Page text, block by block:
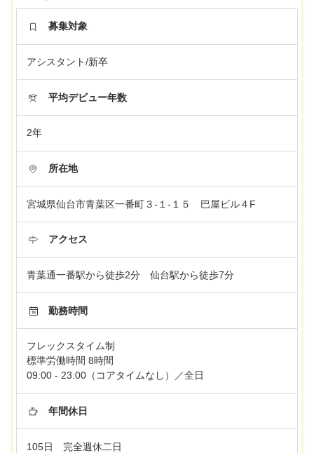
募集対象
アシスタント/新卒
平均デビュー年数
2年
所在地
宮城県仙台市青葉区一番町３-１-１５ 巴屋ビル４F
アクセス
青葉通一番駅から徒歩2分 仙台駅から徒歩7分
勤務時間
フレックスタイム制
標準労働時間 8時間
09:00 - 23:00（コアタイムなし）／全日
年間休日
105日 完全週休二日